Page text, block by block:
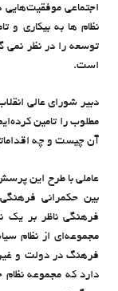
اجتماعی
نظام ها به بیکاری
توسعه را در نظر نمی
است.
دبیر شورای عالی
مطلوب را تامین
آن چیست و چه
عاملی با طرح این
بین حکمرانی
فرهنگی ناظر بر یک
مجموعه‌ای از نظام
فرهنگ در دولت و
دارد که مجموعه نظام